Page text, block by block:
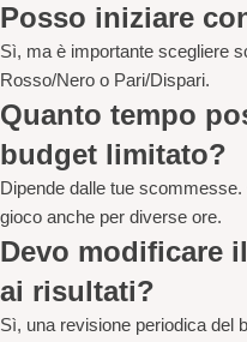
Posso iniziare
Sì, ma è importante scegliere
Rosso/Nero o Pari/Dispari.
Quanto tempo
budget limitato?
Dipende dalle tue
gioco anche per diverse ore.
Devo modificare
ai risultati?
Sì, una revisione periodica del